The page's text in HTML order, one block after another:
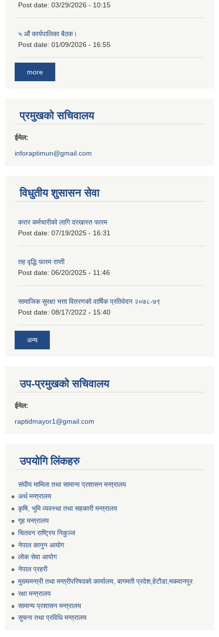
Post date: 03/29/2026 - 10:15
५ औं कार्यपालिका बैठक।
Post date: 01/09/2026 - 16:55
more
प्रमुखको सचिवालय
ईमेल:
inforaptimun@gmail.com
विधुतीय शुसासन सेवा
करार कर्मचारीको लागि दरखास्त फारम
Post date: 07/19/2025 - 16:31
तह वृद्धि फारम राप्ती
Post date: 06/20/2025 - 11:46
सामाजिक सुरक्षा भत्ता वितरणको वार्षिक प्रतिवेदन २०७८-७९
Post date: 08/17/2022 - 15:40
अन्य
उप-प्रमुखको सचिवालय
ईमेल:
raptidmayor1@gmail.com
उपयोगि लिंकहरु
संघीय मामिला तथा सामान्य प्रशासन मन्त्रालय
अर्थ मन्त्रालय
कृषि, भूमि व्यवस्था तथा सहकारी मन्त्रालय
गृह मन्त्रालय
चितवन राष्ट्रिय निकुञ्ज
नेपाल कानुन आयोग
लोक सेवा आयोग
नेपाल प्रहरी
मुख्यमन्त्री तथा मन्त्रीपरिषदको कार्यालय, बागमती प्रदेश,हेटाैडा,मकवानपुर
रक्षा मन्त्रालय
सामान्य प्रशासन मन्त्रालय
सुचना तथा प्रविधि मन्त्रालय